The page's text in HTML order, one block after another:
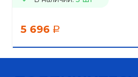
5 696 a